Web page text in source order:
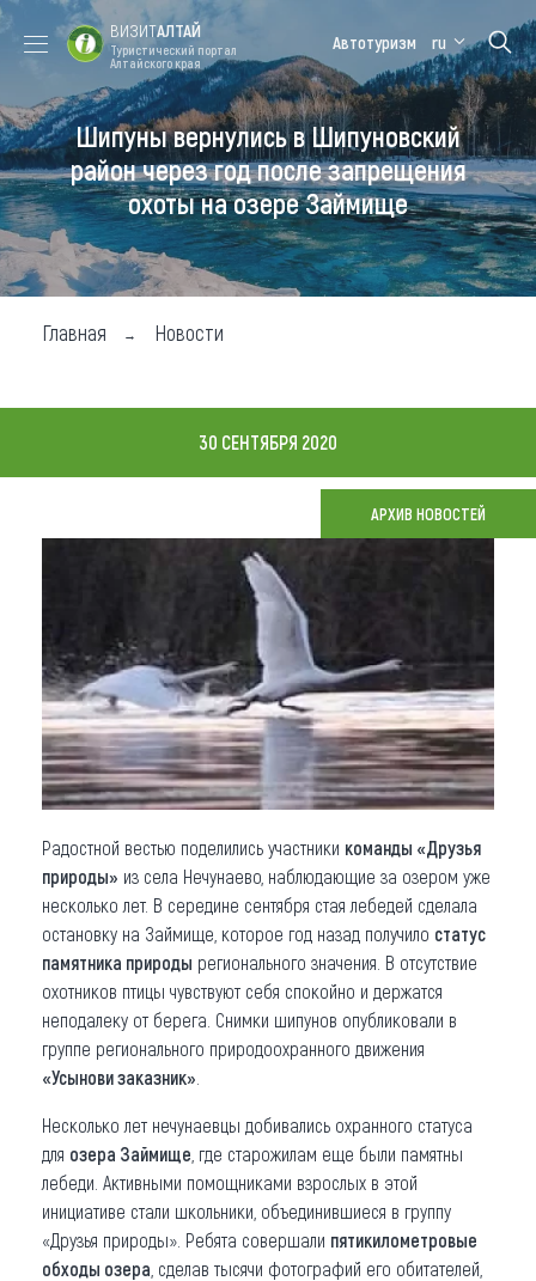
Форум VISIT
ALTAI
Цветение
маральника
Медицинский
форум
Алтайская
зимовка
Туры
Где побывать
Чем заняться
Карта
Что привезти (сувениры)
О регионе
Коллекция впечатлений
Другие рубрики
ВИЗИТАЛТАЙ
Туристический портал
Алтайского края
Автотуризм ru
Шипуны вернулись в Шипуновский
район через год после запрещения
охоты на озере Займище
Главная Новости
30 СЕНТЯБРЯ 2020
АРХИВ НОВОСТЕЙ
Радостной вестью поделились участники команды «Друзья
природы» из села Нечунаево, наблюдающие за озером уже
несколько лет. В середине сентября стая лебедей сделала
остановку на Займище, которое год назад получило статус
памятника природы регионального значения. В отсутствие
охотников птицы чувствуют себя спокойно и держатся
неподалеку от берега. Снимки шипунов опубликовали в
группе регионального природоохранного движения
«Усынови заказник»
Несколько лет нечунаевцы добивались охранного статуса
для озера Займище , где старожилам еще были памятны
лебеди. Активными помощниками взрослых в этой
инициативе стали школьники, объединившиеся в группу
«Друзья природы». Ребята совершали пятикилометровые
обходы озера , сделав тысячи фотографий его обитателей,